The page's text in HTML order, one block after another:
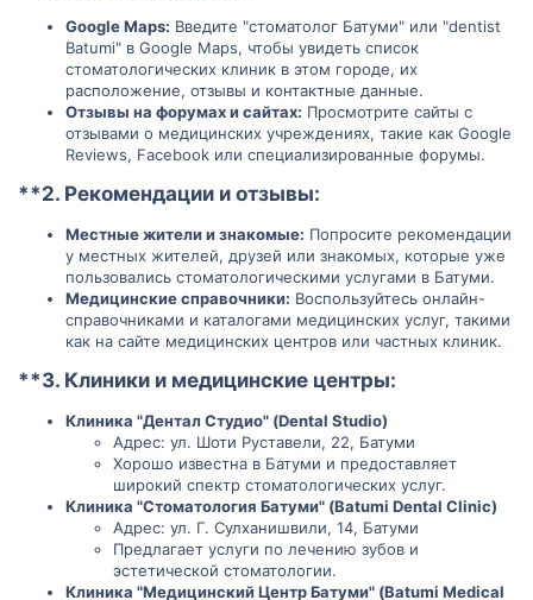
Google Maps: Введите "стоматолог Батуми" или "dentist
Batumi" в Google Maps, чтобы увидеть список
стоматологических клиник в этом городе, их
расположение, отзывы и контактные данные.
Отзывы на форумах и сайтах: Просмотрите сайты с
отзывами о медицинских учреждениях, такие как Google
Reviews, Facebook или специализированные форумы.
**2. Рекомендации и отзывы:
Местные жители и знакомые: Попросите рекомендации
у местных жителей, друзей или знакомых, которые уже
пользовались стоматологическими услугами в Батуми.
Медицинские справочники: Воспользуйтесь онлайн-
справочниками и каталогами медицинских услуг, такими
как на сайте медицинских центров или частных клиник.
**3. Клиники и медицинские центры:
Клиника "Дентал Студио" (Dental Studio)
Адрес: ул. Шоти Руставели, 22, Батуми
Хорошо известна в Батуми и предоставляет
широкий спектр стоматологических услуг.
Клиника "Стоматология Батуми" (Batumi Dental Clinic)
Адрес: ул. Г. Сулханишвили, 14, Батуми
Предлагает услуги по лечению зубов и
эстетической стоматологии.
Клиника "Медицинский Центр Батуми" (Batumi Medical